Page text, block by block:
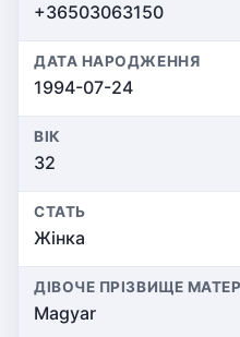
+36503063150
ДАТА НАРОДЖЕННЯ
1994-07-24
ВІК
32
СТАТЬ
Жінка
ДІВОЧЕ ПРІЗВИЩЕ
Magyar